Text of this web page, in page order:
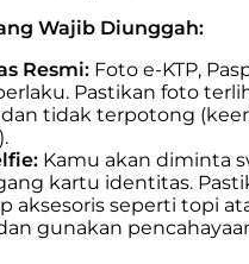
Wajib Diunggah:
Resmi: Foto e-KTP,
Pastikan foto
dan tidak terpotong
Kamu akan diminta
kartu identitas.
aksesoris seperti topi
gunakan